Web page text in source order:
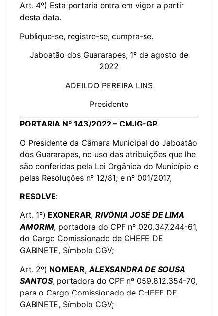
Art. 4º) Esta portaria entra em vigor a partir
desta data.
Publique-se, registre-se, cumpra-se.
Jaboatão dos Guararapes, 1º de agosto de
2022
ADEILDO PEREIRA LINS
Presidente
PORTARIA Nº 143/2022 – CMJG-GP.
O Presidente da Câmara Municipal do Jaboatão
dos Guararapes, no uso das atribuições que lhe
são conferidas pela Lei Orgânica do Município e
pelas Resoluções nº 12/81; e nº 001/2017,
RESOLVE:
Art. 1º) EXONERAR, RIVÔNIA JOSÉ DE LIMA
AMORIM, portadora do CPF nº 020.347.244-61,
do Cargo Comissionado de CHEFE DE
GABINETE, Símbolo CGV;
Art. 2º) NOMEAR, ALEXSANDRA DE SOUSA
SANTOS, portadora do CPF nº 059.812.354-70,
para o Cargo Comissionado de CHEFE DE
GABINETE, Símbolo CGV;